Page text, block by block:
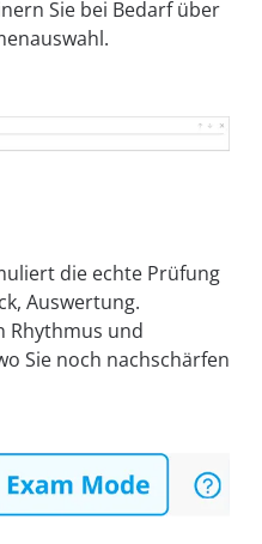
Sie bei Bedarf über
die echte Prüfung
Auswertung.
Rhythmus und
Sie noch nachschärfen